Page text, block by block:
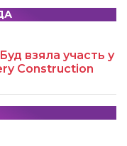
взяла участь у
Construction